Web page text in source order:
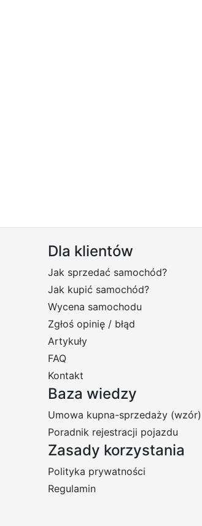
Dla klientów
Jak sprzedać samochód?
Jak kupić samochód?
Wycena samochodu
Zgłoś opinię / błąd
Artykuły
FAQ
Kontakt
Baza wiedzy
Umowa kupna-sprzedaży (wzór)
Poradnik rejestracji pojazdu
Zasady korzystania
Polityka prywatności
Regulamin